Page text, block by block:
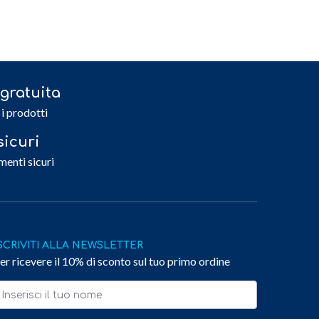
i prodotti
sicuri
ALLA NEWSLETTER
ricevere il 10% di sconto sul tuo primo ordine